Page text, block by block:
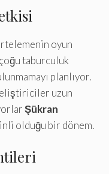
oyun
taburculuk
planlıyor.
uzun
Şükran
olduğu bir dönem.